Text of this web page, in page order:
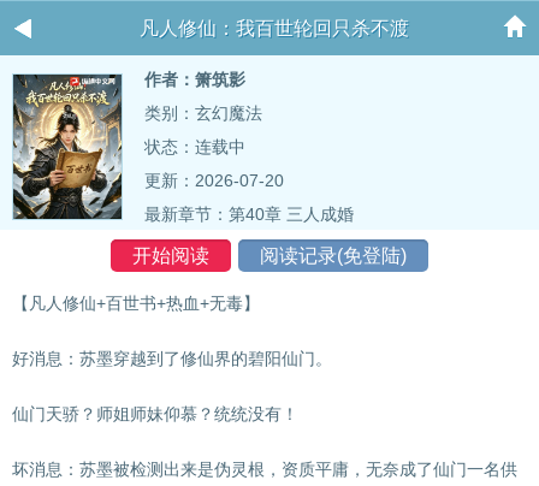
凡人修仙：我百世轮回只杀不渡
作者：箫筑影
类别：玄幻魔法
状态：连载中
更新：2026-07-20
最新章节： 第40章 三人成婚
开始阅读 阅读记录(免登陆)
【凡人修仙+百世书+热血+无毒】
好消息：苏墨穿越到了修仙界的碧阳仙门。
仙门天骄？师姐师妹仰慕？统统没有！
坏消息：苏墨被检测出来是伪灵根，资质平庸，无奈成了仙门一名供